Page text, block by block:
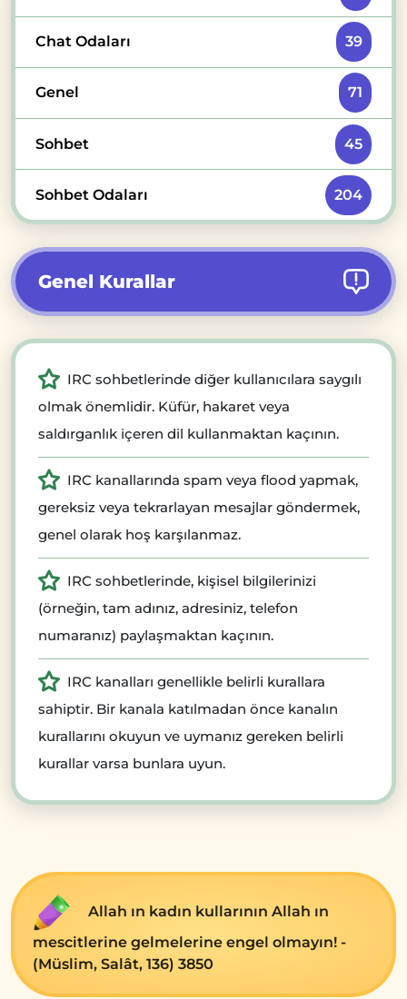
Chat Odaları 39
Genel 71
Sohbet 45
Sohbet Odaları 204
Genel Kurallar
IRC sohbetlerinde diğer kullanıcılara saygılı
olmak önemlidir. Küfür, hakaret veya
saldırganlık içeren dil kullanmaktan kaçının.
IRC kanallarında spam veya flood yapmak,
gereksiz veya tekrarlayan mesajlar göndermek,
genel olarak hoş karşılanmaz.
IRC sohbetlerinde, kişisel bilgilerinizi
(örneğin, tam adınız, adresiniz, telefon
numaranız) paylaşmaktan kaçının.
IRC kanalları genellikle belirli kurallara
sahiptir. Bir kanala katılmadan önce kanalın
kurallarını okuyun ve uymanız gereken belirli
kurallar varsa bunlara uyun.
Allah ın kadın kullarının Allah ın
mescitlerine gelmelerine engel olmayın! -
(Müslim, Salât, 136) 3850